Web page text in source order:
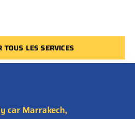
TOUS LES SERVICES
car Marrakech,